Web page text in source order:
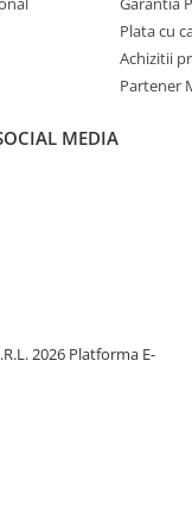
Plata cu
Achizitii
Partener
MEDIA
2026 Platforma E-